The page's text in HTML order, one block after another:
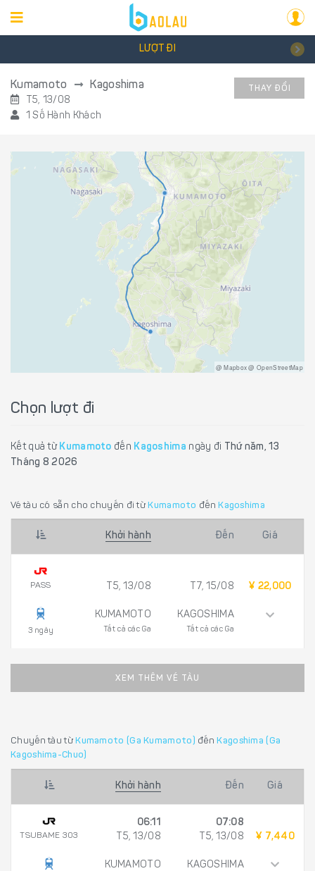
LƯỢT ĐI
Kumamoto Kagoshima
T5, 13/08
1 Số Hành Khách
THAY ĐỔI
@ Mapbox @ OpenStreetMap
Chọn lượt đi
Kết quả từ Kumamoto đến Kagoshima ngày đi
Thứ năm, 13
Tháng 8 2026
Vé tàu có sẵn cho chuyến đi từ Kumamoto đến Kagoshima
Khởi hành Đến Giá
PASS
3 ngày
T5, 13/08
KUMAMOTO
Tất cả các Ga
T7, 15/08
KAGOSHIMA
Tất cả các Ga
¥ 22,000
XEM THÊM VÉ TÀU
Chuyến tàu từ Kumamoto (Ga Kumamoto) đến Kagoshima (Ga
Kagoshima-Chuo)
Khởi hành Đến Giá
TSUBAME 303
06:11
T5, 13/08
KUMAMOTO
07:08
T5, 13/08
KAGOSHIMA
¥ 7,440